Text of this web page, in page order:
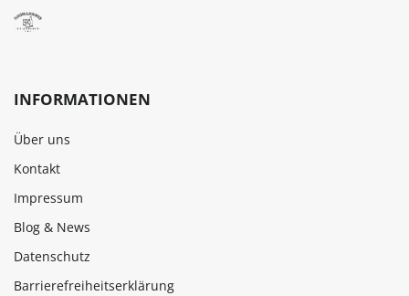
INFORMATIONEN
Über uns
Kontakt
Impressum
Blog & News
Datenschutz
Barrierefreiheitserklärung